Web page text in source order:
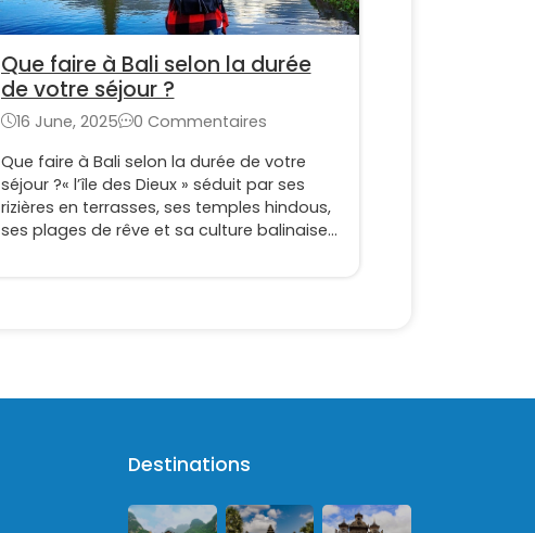
Que faire à Bali selon la durée
de votre séjour ?
16 June, 2025
0 Commentaires
Que faire à Bali selon la durée de votre
séjour ?« l’île des Dieux » séduit par ses
rizières en terrasses, ses temples hindous,
ses plages de rêve et sa culture balinaise
Destinations